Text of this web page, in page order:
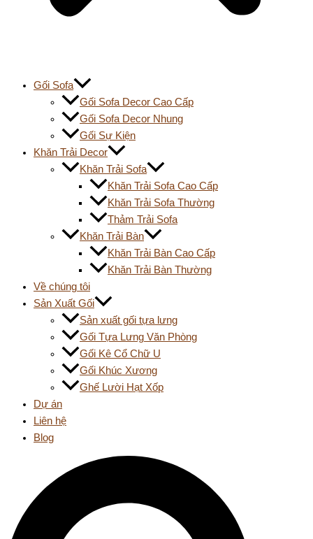
Gối Sofa
Gối Sofa Decor Cao Cấp
Gối Sofa Decor Nhung
Gối Sự Kiện
Khăn Trải Decor
Khăn Trải Sofa
Khăn Trải Sofa Cao Cấp
Khăn Trải Sofa Thường
Thảm Trải Sofa
Khăn Trải Bàn
Khăn Trải Bàn Cao Cấp
Khăn Trải Bàn Thường
Về chúng tôi
Sản Xuất Gối
Sản xuất gối tựa lưng
Gối Tựa Lưng Văn Phòng
Gối Kê Cổ Chữ U
Gối Khúc Xương
Ghế Lười Hạt Xốp
Dự án
Liên hệ
Blog